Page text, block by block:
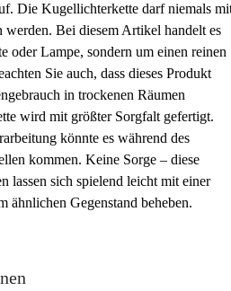
Die Kugellichterkette darf niemals
werden. Bei diesem Artikel handelt es
oder Lampe, sondern um einen reinen
Sie auch, dass dieses Produkt
in trockenen Räumen
wird mit größter Sorgfalt gefertigt.
könnte es während des
kommen. Keine Sorge – diese
lassen sich spielend leicht mit einer
ähnlichen Gegenstand beheben.